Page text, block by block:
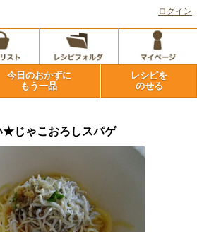
ログイン
今日のおかずに
もう一品
レシピを
のせる
★じゃこおろしスパゲ